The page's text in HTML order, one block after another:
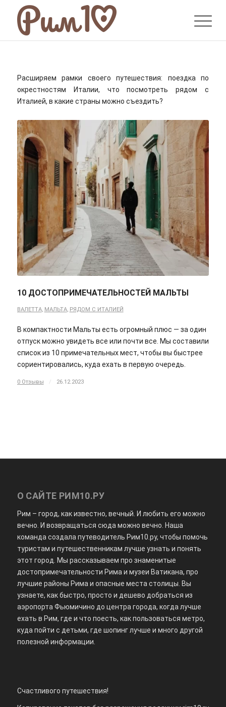
Расширяем рамки своего путешествия: поездка по
окрестностям Италии, что посмотреть рядом с
Италией, в какие страны можно съездить?
10 ДОСТОПРИМЕЧАТЕЛЬНОСТЕЙ МАЛЬТЫ
ВАЛЕТТА, МАЛЬТА, РЯДОМ С ИТАЛИЕЙ
В компактности Мальты есть огромный плюс — за один
отпуск можно увидеть все или почти все. Мы составили
список из 10 примечательных мест, чтобы вы быстрее
сориентировались, куда ехать в первую очередь.
0 Отзывы / 26.12.2023
О САЙТЕ РИМ10.РУ
Рим – город, как известно, вечный. И любить его можно
вечно. И возвращаться сюда можно вечно. Наша
команда создала путеводитель Рим10.ру, чтобы помочь
туристам и путешественникам лучше узнать и понять
этот город. Мы рассказываем про знаменитые
достопримечательности Рима и музеи Ватикана, про
лучшие районы Рима и опасные места столицы. Вы
узнаете, как быстро, просто и дешево добраться из
аэропорта Фьюмичино до центра города, когда лучше
ехать в Рим, где и что поесть, как пользоваться метро,
куда пойти с детьми, где шопинг лучше и много другой
полезной информации.
Счастливого путешествия!